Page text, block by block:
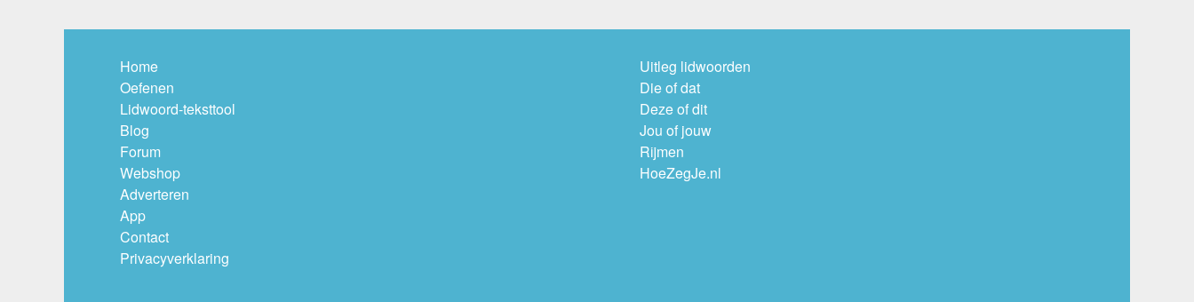
Home
Oefenen
Lidwoord-teksttool
Blog
Forum
Webshop
Adverteren
App
Contact
Privacyverklaring
Uitleg lidwoorden
Die of dat
Deze of dit
Jou of jouw
Rijmen
HoeZegJe.nl